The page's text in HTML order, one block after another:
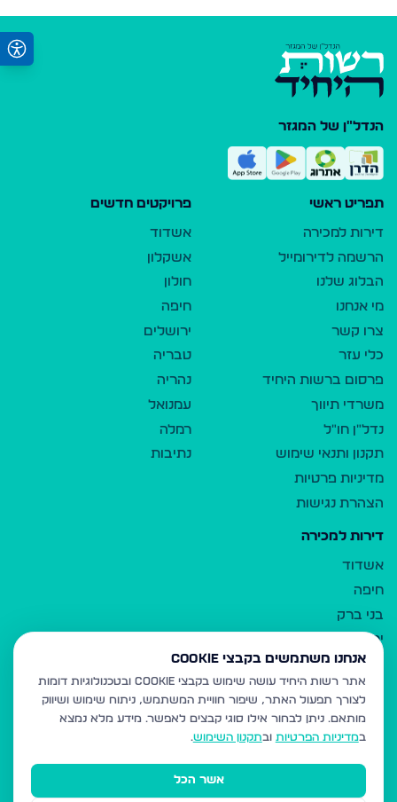
הנדל"ן של המגזר
תפריט ראשי
דירות למכירה
הרשמה לדירומייל
הבלוג שלנו
מי אנחנו
צרו קשר
כלי עזר
פרסום ברשות היחיד
משרדי תיווך
נדל"ן חו"ל
תקנון ותנאי שימוש
מדיניות פרטיות
הצהרת נגישות
פרויקטים חדשים
אשדוד
אשקלון
חולון
חיפה
ירושלים
טבריה
נהריה
עמנואל
רמלה
נתיבות
דירות למכירה
אשדוד
חיפה
בני ברק
ירושלים
אלעד
גבעת זאב
בית שמש
רכסים
מודיעין עילית
אנחנו משתמשים בקבצי Cookie
אתר רשות היחיד עושה שימוש בקבצי Cookie ובטכנולוגיות דומות
לצורך תפעול האתר, שיפור חוויית המשתמש, ניתוח שימוש ושיווק
מותאם. ניתן לבחור אילו סוגי קבצים לאפשר. מידע מלא נמצא
במדיניות הפרטיות ובתקנון השימוש.
אשר הכל